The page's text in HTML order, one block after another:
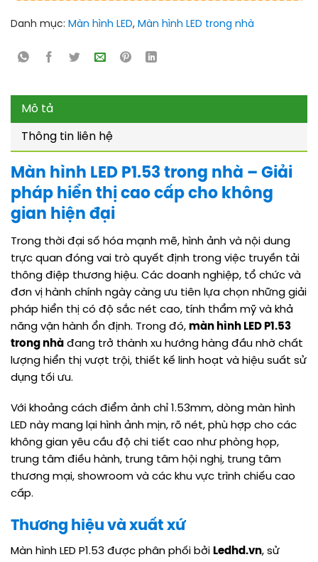
Danh mục: Màn hình LED, Màn hình LED trong nhà
Mô tả
Thông tin liên hệ
Màn hình LED P1.53 trong nhà – Giải
pháp hiển thị cao cấp cho không
gian hiện đại
Trong thời đại số hóa mạnh mẽ, hình ảnh và nội dung
trực quan đóng vai trò quyết định trong việc truyền tải
thông điệp thương hiệu. Các doanh nghiệp, tổ chức và
đơn vị hành chính ngày càng ưu tiên lựa chọn những giải
pháp hiển thị có độ sắc nét cao, tính thẩm mỹ và khả
năng vận hành ổn định. Trong đó, màn hình LED P1.53
trong nhà đang trở thành xu hướng hàng đầu nhờ chất
lượng hiển thị vượt trội, thiết kế linh hoạt và hiệu suất sử
dụng tối ưu.
Với khoảng cách điểm ảnh chỉ 1.53mm, dòng màn hình
LED này mang lại hình ảnh mịn, rõ nét, phù hợp cho các
không gian yêu cầu độ chi tiết cao như phòng họp,
trung tâm điều hành, trung tâm hội nghị, trung tâm
thương mại, showroom và các khu vực trình chiếu cao
cấp.
Thương hiệu và xuất xứ
Màn hình LED P1.53 được phân phối bởi Ledhd.vn, sử